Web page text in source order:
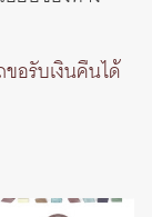
ขอรับเงินคืนได้